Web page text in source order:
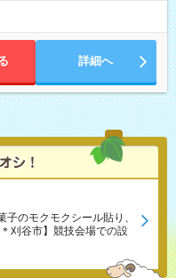
詳細へ
子のモクモクシール貼り、
刈谷市】競技会場での設